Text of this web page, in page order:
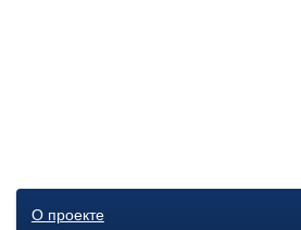
О проекте